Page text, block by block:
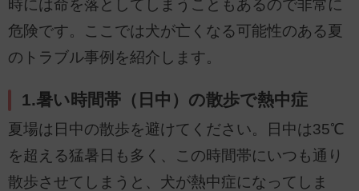
時には命を落としてしまうこともあるので非常に
危険です。ここでは犬が亡くなる可能性のある夏
のトラブル事例を紹介します。
1.暑い時間帯（日中）の散歩で熱中症
夏場は日中の散歩を避けてください。日中は35℃
を超える猛暑日も多く、この時間帯にいつも通り
散歩させてしまうと、犬が熱中症になってしま